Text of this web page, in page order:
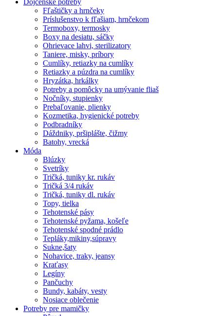
Fľaštičky a hrnčeky
Príslušenstvo k fľašiam, hrnčekom
Termoboxy, termosky
Boxy na desiatu, sáčky
Ohrievace lahvi, sterilizatory
Taniere, misky, príbory
Cumlíky, retiazky na cumlíky
Retiazky a púzdra na cumlíky
Hryzátka, hrkálky
Potreby a pomôcky na umývanie fliaš
Nočníky, stupienky
Prebaľovanie, plienky
Kozmetika, hygienické potreby
Podbradníky
Dáždniky, pršiplášte, čižmy
Batohy, vrecká
Móda
Blúzky
Svetríky
Tričká, tuniky kr. rukáv
Tričká 3/4 rukáv
Tričká, tuniky dl. rukáv
Topy, tielka
Tehotenské pásy
Tehotenské pyžama, košeľe
Tehotenské spodné prádlo
Tepláky,mikiny,súpravy
Sukne,šaty
Nohavice, traky, jeansy
Kraťasy
Legíny
Pančuchy
Bundy, kabáty, vesty
Nosiace oblečenie
Potreby pre mamičky